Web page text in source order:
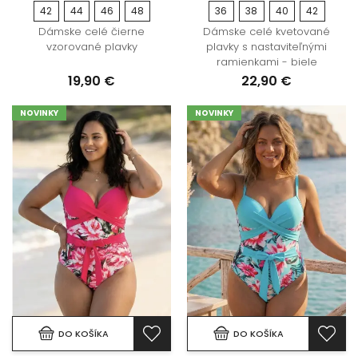
42 44 46 48
Dámske celé čierne
vzorované plavky
19,90 €
36 38 40 42
Dámske celé kvetované
plavky s nastaviteľnými
ramienkami - biele
22,90 €
NOVINKY
DO KOŠÍKA
NOVINKY
DO KOŠÍKA